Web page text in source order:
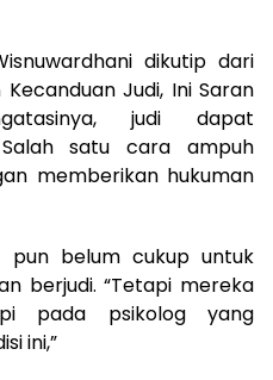
dikutip dari
Judi, Ini Saran
judi dapat
satu cara ampuh
memberikan hukuman
pun belum cukup untuk
berjudi. “Tetapi mereka
pada psikolog yang
ini,”